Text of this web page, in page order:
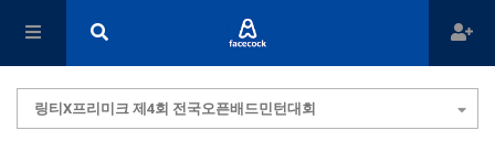
링티X프리미크 제4회 전국오픈배드민턴대회